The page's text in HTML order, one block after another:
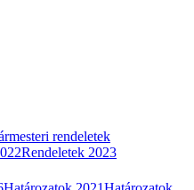
rendeletek
Rendeletek 2023